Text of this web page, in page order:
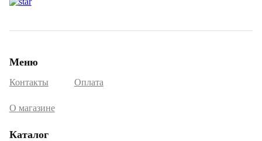
Меню
Контакты Оплата
О магазине
Каталог